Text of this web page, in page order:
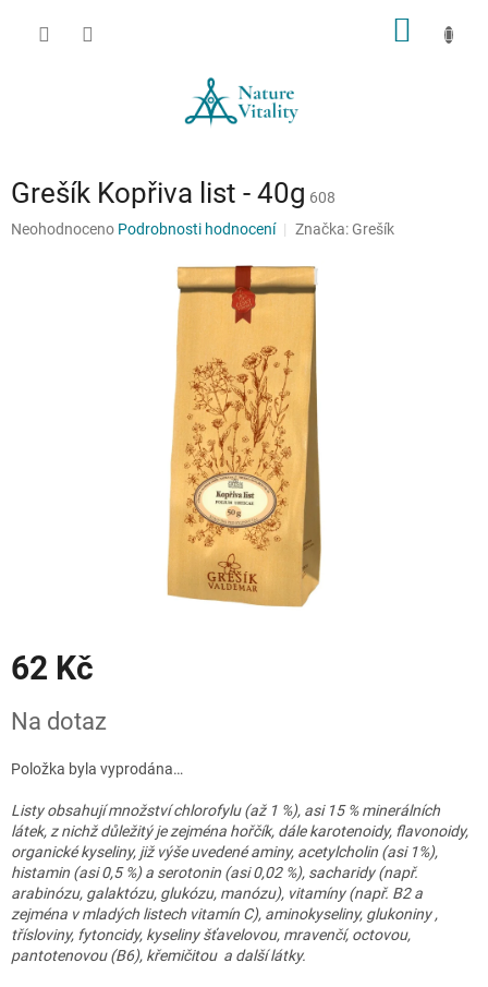
Grešík Kopřiva list - 40g 608
Průměrné
Neohodnoceno Podrobnosti hodnocení Značka: Grešík
62 Kč
cena:
Na dotaz
Položka byla vyprodána…
Listy obsahují množství chlorofylu (až 1 %), asi 15 % minerálních
látek, z nichž důležitý je zejména hořčík, dále karotenoidy, flavonoidy,
organické kyseliny, již výše uvedené aminy, acetylcholin (asi 1%),
histamin (asi 0,5 %) a serotonin (asi 0,02 %), sacharidy (např.
arabinózu, galaktózu, glukózu, manózu), vitamíny (např. B2 a
zejména v mladých listech vitamín C), aminokyseliny, glukoniny ,
třísloviny, fytoncidy, kyseliny šťavelovou, mravenčí, octovou,
pantotenovou (B6), křemičitou a další látky.